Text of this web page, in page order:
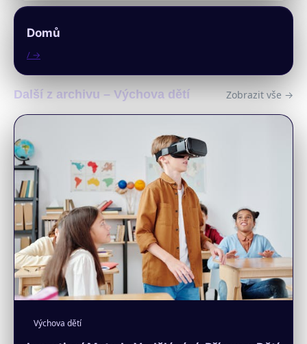
Domů
/ →
Další z archivu – Výchova dětí Zobrazit vše →
Výchova dětí